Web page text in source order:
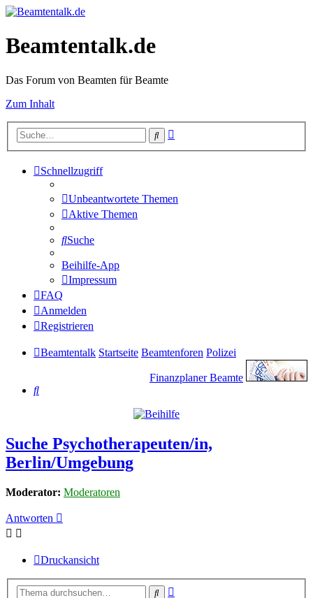
Beamtentalk.de
Das Forum von Beamten für Beamte
Zum Inhalt
Suche
Schnellzugriff
Unbeantwortete Themen
Aktive Themen
Suche
Beihilfe-App
Impressum
FAQ
Anmelden
Registrieren
Beamtentalk Startseite Beamtenforen Polizei
Finanzplaner Beamte
Suche
Suche Psychotherapeuten/in,
Berlin/Umgebung
Moderator: Moderatoren
Antworten
Druckansicht
Suche